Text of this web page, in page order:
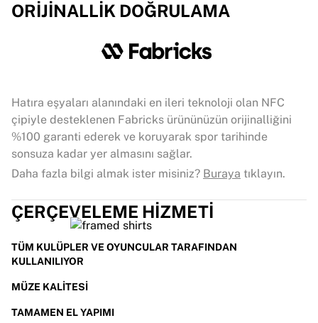
ORIJINALLIK DOĞRULAMA
Hatıra eşyaları alanındaki en ileri teknoloji olan NFC
çipiyle desteklenen Fabricks ürününüzün orijinalliğini
%100 garanti ederek ve koruyarak spor tarihinde
sonsuza kadar yer almasını sağlar.
Daha fazla bilgi almak ister misiniz? Buraya tıklayın.
ÇERÇEVELEME HIZMETI
TÜM KULÜPLER VE OYUNCULAR TARAFINDAN
KULLANILIYOR
MÜZE KALITESI
TAMAMEN EL YAPIMI